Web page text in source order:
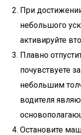
При
небольшого
активируйте
Плавно
почувствуете
небольшим
водителя
Остановите